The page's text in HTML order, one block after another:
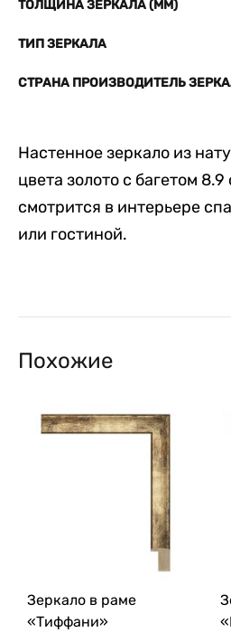
ТОЛЩИНА ЗЕРКАЛА (ММ)
ТИП ЗЕРКАЛА
СТРАНА ПРОИЗВОДИТЕЛЬ
Настенное зеркало из
цвета золото с багетом
смотрится в интерьере
или гостиной.
Похожие
Зеркало в раме
«Тиффани»